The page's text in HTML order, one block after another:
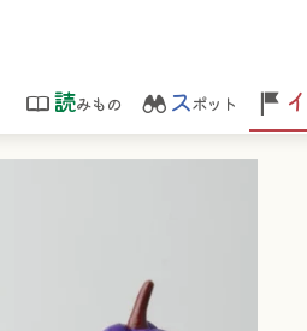
読みもの スポット イ